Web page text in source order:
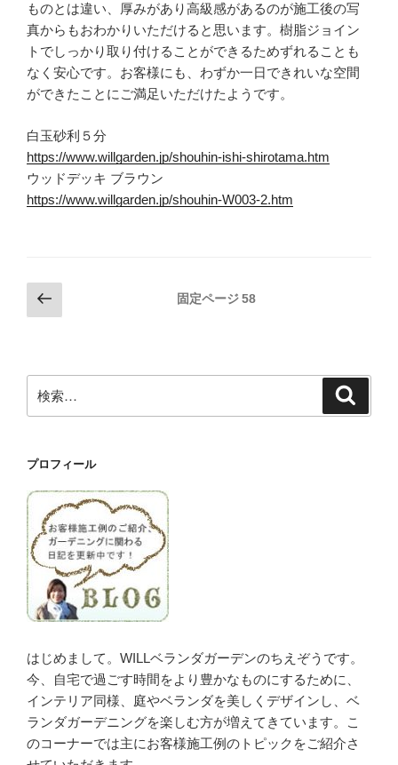
ものとは違い、厚みがあり高級感があるのが施工後の写
真からもおわかりいただけると思います。樹脂ジョイン
トでしっかり取り付けることができるためずれることも
なく安心です。お客様にも、わずか一日できれいな空間
ができたことにご満足いただけたようです。
白玉砂利５分
https://www.willgarden.jp/shouhin-ishi-shirotama.htm
ウッドデッキ ブラウン
https://www.willgarden.jp/shouhin-W003-2.htm
投
稿
ー
ジ
り
前
の
ジ
固定ページ58
索:
プロフィール
はじめまして。WILLベランダガーデンのちえぞうです。
今、自宅で過ごす時間をより豊かなものにするために、
インテリア同様、庭やベランダを美しくデザインし、ベ
ランダガーデニングを楽しむ方が増えてきています。こ
のコーナーでは主にお客様施工例のトピックをご紹介さ